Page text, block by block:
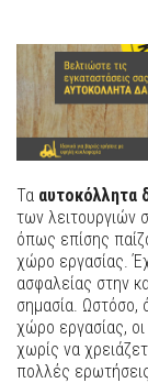
Τα αυτοκόλλητα
των λειτουργιών
όπως επίσης
χώρο εργασίας.
ασφαλείας στην
σημασία. Ωστόσο,
χώρο εργασίας,
χωρίς να
πολλές